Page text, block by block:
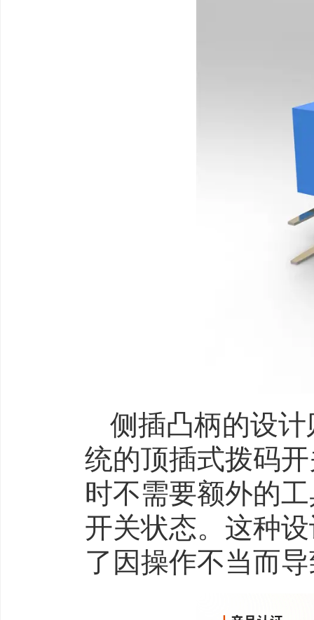
侧插凸柄的设
统的顶插式拨码
时不需要额外的
开关状态。这种
了因操作不当而